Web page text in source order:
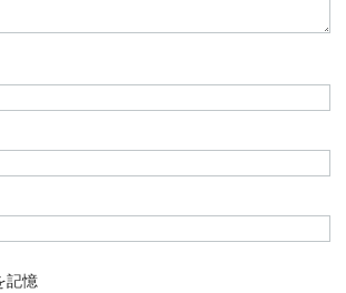
記憶